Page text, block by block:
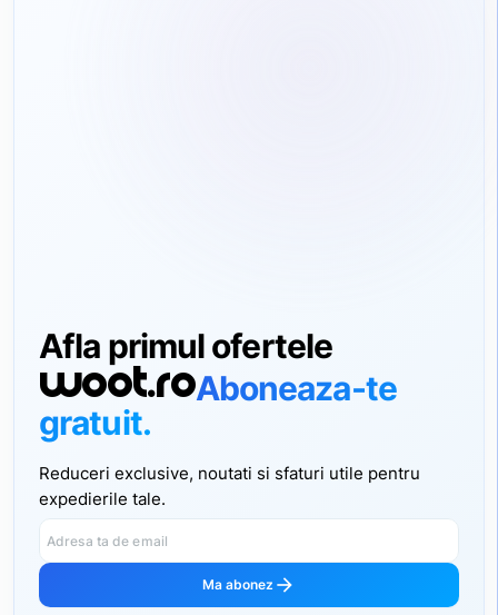
Afla primul ofertele
woot.roAboneaza-te
gratuit.
Reduceri exclusive, noutati si sfaturi utile pentru
expedierile tale.
Adresa ta de email
Ma abonez arrow_forward